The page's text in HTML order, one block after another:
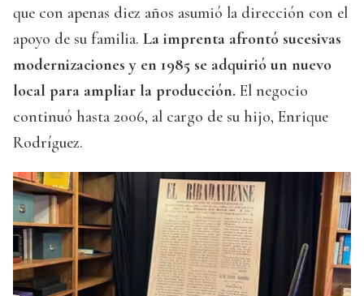
que con apenas diez años asumió la dirección con el
apoyo de su familia. La imprenta afrontó sucesivas
modernizaciones y en 1985 se adquirió un nuevo
local para ampliar la producción. El negocio
continuó hasta 2006, al cargo de su hijo, Enrique
Rodríguez.